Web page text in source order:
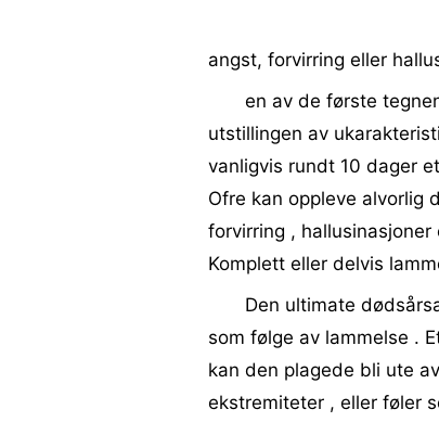
angst, forvirring eller
en av de første
utstillingen av
vanligvis rundt 10 dager
Ofre kan oppleve alvorlig
forvirring , hallusinasjoner
Komplett eller delvis
Den ultimate
som følge av lammelse .
kan den plagede bli ute
ekstremiteter , eller føler